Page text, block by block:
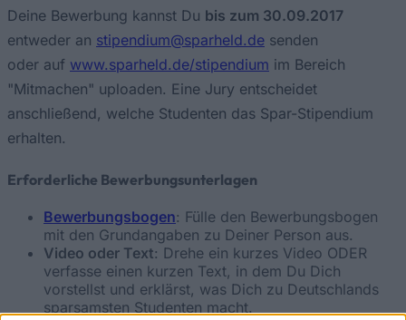
Deine Bewerbung kannst Du bis zum 30.09.2017
entweder an stipendium@sparheld.de senden
oder auf www.sparheld.de/stipendium im Bereich
"Mitmachen" uploaden. Eine Jury entscheidet
anschließend, welche Studenten das Spar-Stipendium
erhalten.
Erforderliche Bewerbungsunterlagen
Bewerbungsbogen: Fülle den Bewerbungsbogen
mit den Grundangaben zu Deiner Person aus.
Video oder Text: Drehe ein kurzes Video ODER
verfasse einen kurzen Text, in dem Du Dich
vorstellst und erklärst, was Dich zu Deutschlands
sparsamsten Studenten macht.